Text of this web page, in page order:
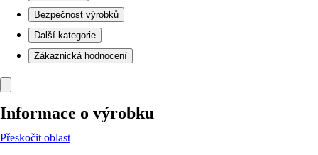
Bezpečnost výrobků
Další kategorie
Zákaznická hodnocení
Informace o výrobku
Přeskočit oblast